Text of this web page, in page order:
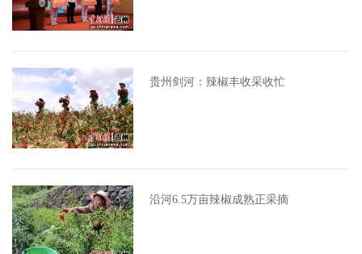
贵州剑河：辣椒丰收采收忙
沿河6.5万亩辣椒成熟正采摘